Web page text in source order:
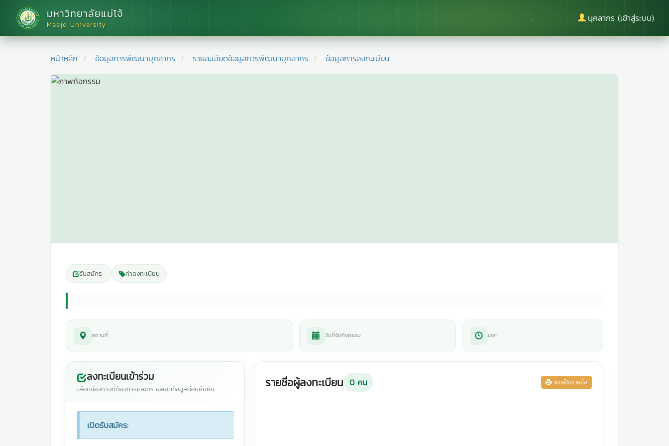
มหาวิทยาลัยแม่โจ้
Maejo University
บุคลากร (เข้าสู่ระบบ)
หน้าหลัก ข้อมูลการพัฒนาบุคลากร รายละเอียดข้อมูลการพัฒนาบุคลากร ข้อมูลการลงทะเบียน
รับสมัคร- ค่าลงทะเบียน
สถานที่ วันที่จัดกิจกรรม เวลา
ลงทะเบียนเข้าร่วม
เลือกช่องทางที่ต้องการและตรวจสอบข้อมูลก่อนยืนยัน
เปิดรับสมัคร:
รายชื่อผู้ลงทะเบียน 0คน พิมพ์ใบรายชื่อ